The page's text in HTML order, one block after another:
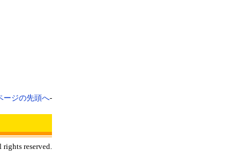
ージの先頭へ-
rights reserved.